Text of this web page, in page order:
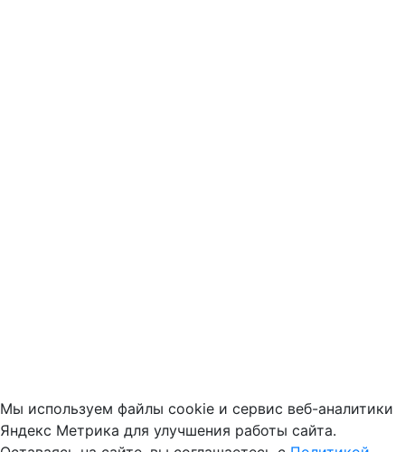
Мы используем файлы cookie и сервис веб-аналитики
Яндекс Метрика для улучшения работы сайта.